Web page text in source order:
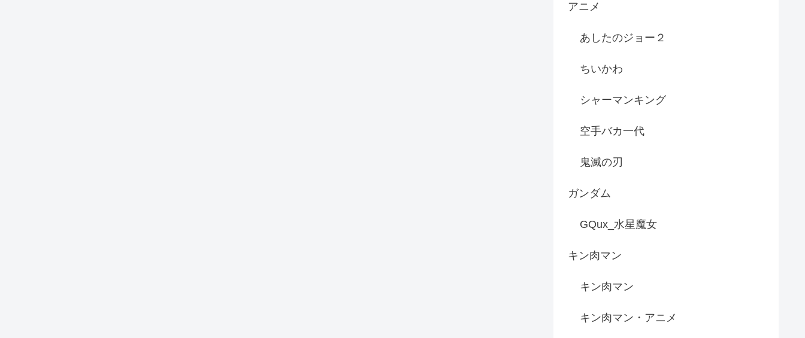
アニメ
あしたのジョー２
ちいかわ
シャーマンキング
空手バカ一代
鬼滅の刃
ガンダム
GQux_水星魔女
キン肉マン
キン肉マン
キン肉マン・アニメ